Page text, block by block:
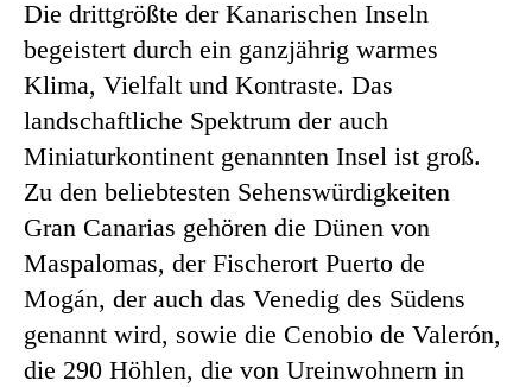
Die drittgrößte der Kanarischen Inseln
begeistert durch ein ganzjährig warmes
Klima, Vielfalt und Kontraste. Das
landschaftliche Spektrum der auch
Miniaturkontinent genannten Insel ist groß.
Zu den beliebtesten Sehenswürdigkeiten
Gran Canarias gehören die Dünen von
Maspalomas, der Fischerort Puerto de
Mogán, der auch das Venedig des Südens
genannt wird, sowie die Cenobio de Valerón,
die 290 Höhlen, die von Ureinwohnern in